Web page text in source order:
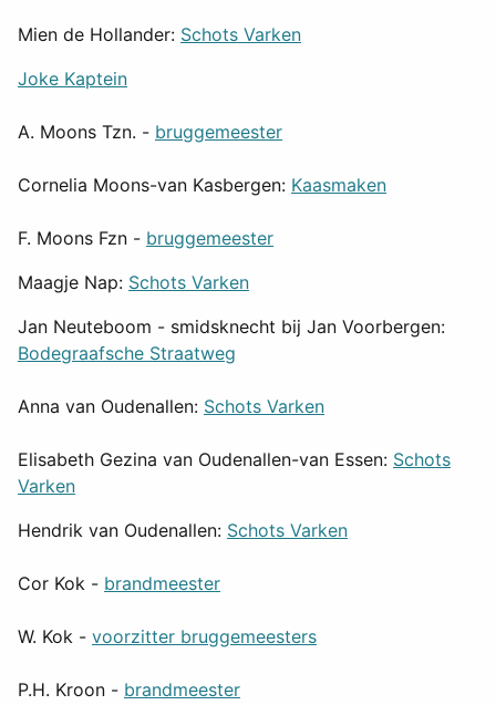
Mien de Hollander: Schots Varken
Joke Kaptein
A. Moons Tzn. - bruggemeester
Cornelia Moons-van Kasbergen: Kaasmaken
F. Moons Fzn - bruggemeester
Maagje Nap: Schots Varken
Jan Neuteboom - smidsknecht bij Jan Voorbergen:
Bodegraafsche Straatweg
Anna van Oudenallen: Schots Varken
Elisabeth Gezina van Oudenallen-van Essen: Schots
Varken
Hendrik van Oudenallen: Schots Varken
Cor Kok - brandmeester
W. Kok - voorzitter bruggemeesters
P.H. Kroon - brandmeester